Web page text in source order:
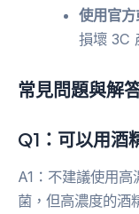
使用官方
損壞 3C
常見問題與解
Q1：可以用酒
A1：不建議使用
菌，但高濃度的酒